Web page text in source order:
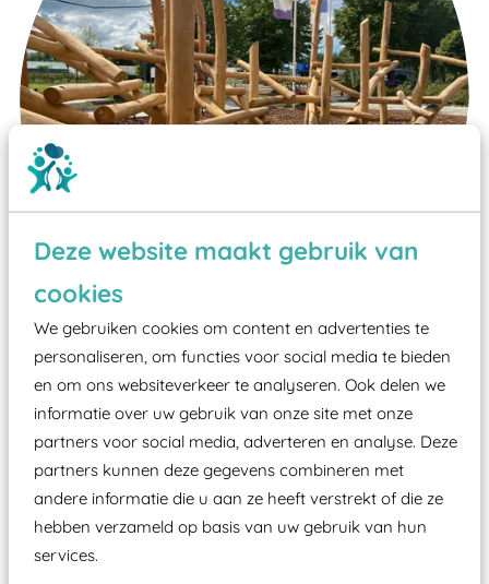
Deze website maakt gebruik van
cookies
We gebruiken cookies om content en advertenties te
personaliseren, om functies voor social media te bieden
en om ons websiteverkeer te analyseren. Ook delen we
informatie over uw gebruik van onze site met onze
partners voor social media, adverteren en analyse. Deze
partners kunnen deze gegevens combineren met
andere informatie die u aan ze heeft verstrekt of die ze
hebben verzameld op basis van uw gebruik van hun
services.
Wist je dat:
Vanaf een valhoogte van 1,5 meter een speciale
valondergrond onder speeltoestellen verplicht is
zoals kunstgras, rubber tegels of boomschors?
Elk speeltoestel in de openbare ruimte voorzien
moet zijn van een typekeuring, -plaatje en
certificering, uitgegeven door een Nederlands